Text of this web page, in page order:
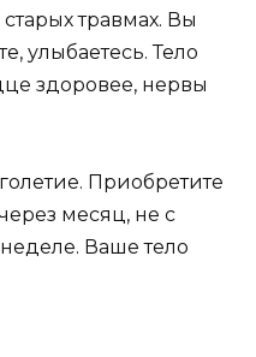
травмах. Вы
улыбаетесь. Тело
здоровее, нервы
Приобретите
месяц, не с
Ваше тело